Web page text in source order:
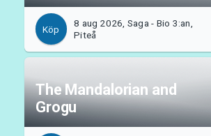
Köp
8 aug 2026, Saga - Bio 3:an,
Piteå
The Mandalorian and
Grogu